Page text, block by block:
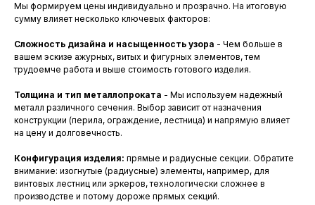
Мы формируем цены индивидуально и прозрачно. На итоговую
сумму влияет несколько ключевых факторов:
Сложность дизайна и насыщенность узора - Чем больше в
вашем эскизе ажурных, витых и фигурных элементов, тем
трудоемче работа и выше стоимость готового изделия.
Толщина и тип металлопроката - Мы используем надежный
металл различного сечения. Выбор зависит от назначения
конструкции (перила, ограждение, лестница) и напрямую влияет
на цену и долговечность.
Конфигурация изделия: прямые и радиусные секции. Обратите
внимание: изогнутые (радиусные) элементы, например, для
винтовых лестниц или эркеров, технологически сложнее в
производстве и потому дороже прямых секций.